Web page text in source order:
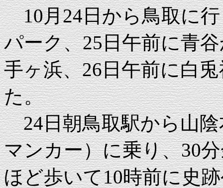
10月24日から鳥取に行
パーク、25日午前に青
手ヶ浜、26日午前に白
た。
24日朝鳥取駅から山陰
マンカー）に乗り、30
ほど歩いて10時前に史